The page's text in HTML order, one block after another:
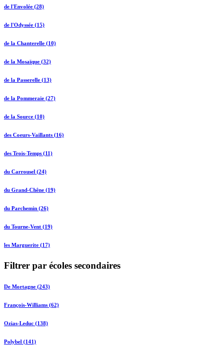
de l'Envolée (28)
de l'Odyssée (15)
de la Chanterelle (10)
de la Mosaïque (32)
de la Passerelle (13)
de la Pommeraie (27)
de la Source (10)
des Coeurs-Vaillants (16)
des Trois-Temps (11)
du Carrousel (24)
du Grand-Chêne (19)
du Parchemin (26)
du Tourne-Vent (19)
les Marguerite (17)
Filtrer par écoles secondaires
De Mortagne (243)
François-Williams (62)
Ozias-Leduc (138)
Polybel (141)